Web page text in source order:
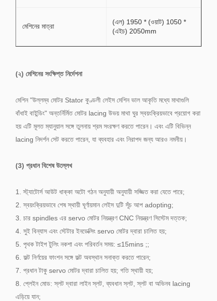
মেশিনের মাত্রা
(এল) 1950 * (ওয়াট) 1050 *
(এইচ) 2050mm
(২) মেশিনের সংক্ষিপ্ত নির্দেশনা
মেশিন "উল্লম্ব মোটর Stator কুণ্ডলী লেইস মেশিন ভাল আকৃতি মধ্যে মাথাগুলি
বাঁধাই বাইন্ডিং" অন্তর্নির্মিত মোটর lacing উভয় মাথা ঘুর স্বয়ংক্রিয়ভাবে প্রয়োগ করা
হয় এটি মূলত ম্যানুয়াল সঙ্গে তুলনায় শ্রম সংরক্ষণ করতে পারেন। এবং এটি বিভিন্ন
lacing নিদর্শন সেট করতে পারেন, যা ব্যবহার এবং নিরাপদ জন্য আরও নমনীয়।
(3) প্রধান বিশেষ উল্লেখ
1. স্ট্যাটোর্স আউট ধাক্কা অটো গঠন অনুযায়ী অনুযায়ী সজ্জিত করা যেতে পারে;
2. স্বয়ংক্রিয়ভাবে শেষ স্থায়ী ঘূর্ণায়মান লেইস দুটি সূঁচ আপ adopting;
3. চার spindles এর servo মোটর নিয়ন্ত্রণ CNC নিয়ন্ত্রণ সিস্টেম দত্তক;
4. সুই বিন্যাস এবং স্টেটার ইনডেক্সিং servo মোটর দ্বারা চালিত হয়;
5. পৃথক টাইপ টুলিং নকশা এবং পরিবর্তন সময়: ≤15mins ;;
6. ফল্ট নির্ণয়ের ফাংশন সঙ্গে ফল্ট অবস্থান সনাক্ত করতে পারেন;
7. প্রধান টাকু servo মোটর দ্বারা চালিত হয়; গতি স্থায়ী হয়;
8. প্লেইন মোড: স্লট দ্বারা লাইন স্লট, ব্যবধান স্লট, স্লট বা অভিনব lacing
এড়িয়ে যান;